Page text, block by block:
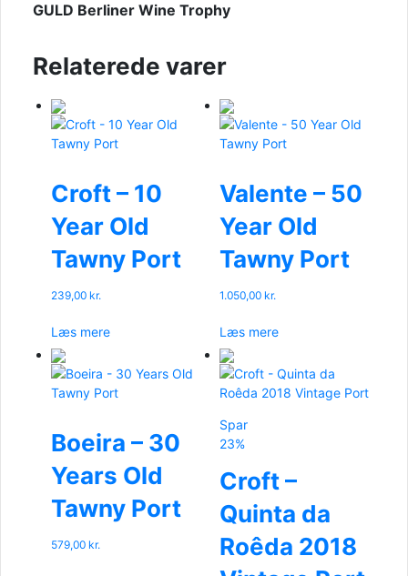
GULD Berliner Wine Trophy
Relaterede varer
Croft – 10
Year Old
Tawny Port
239,00 kr.
Læs mere
Valente – 50
Year Old
Tawny Port
1.050,00 kr.
Læs mere
Boeira – 30
Years Old
Tawny Port
579,00 kr.
Spar
23%
Croft –
Quinta da
Roêda 2018